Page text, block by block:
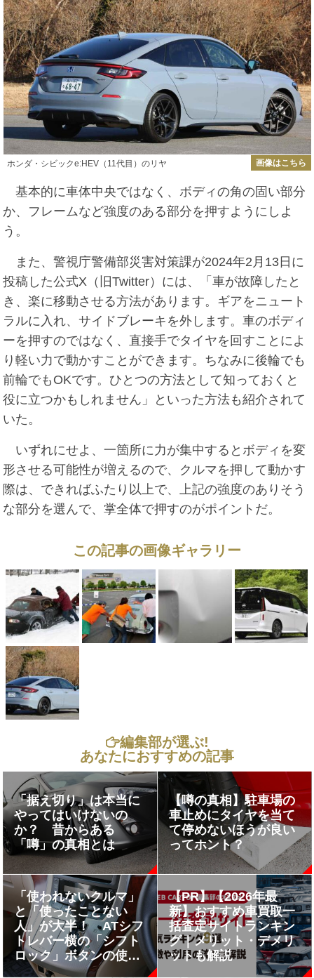
ホンダ・シビックe:HEV（11代目）のリヤ 画像はこちら
基本的に車体中央ではなく、ボディの角の固い部分
か、フレームなど強度のある部分を押すようにしよ
う。
また、警視庁警備部災害対策課が2024年2月13日に
投稿した公式X（旧Twitter）には、「車が故障したと
き、楽に移動させる方法があります。ギアをニュート
ラルに入れ、サイドブレーキを外します。車のボディ
ーを押すのではなく、直接手でタイヤを回すことによ
り軽い力で動かすことができます。ちなみに後輪でも
前輪でもOKです。ひとつの方法として知っておくと
役に立つかもしれません」といった方法も紹介されて
いた。
いずれにせよ、一箇所に力が集中するとボディを変
形させる可能性が増えるので、クルマを押して動かす
際は、できればふたり以上で、上記の強度のありそう
な部分を選んで、掌全体で押すのがポイントだ。
この記事の画像ギャラリー
編集部が選ぶ!
あなたにおすすめの記事
「据え切り」は本当に
やってはいけないの
か？ 昔からある
「噂」の真相とは
【噂の真相】駐車場の
車止めにタイヤを当て
て停めないほうが良い
ってホント？
「使われないクルマ」
と「使ったことない
人」が大半！ ATシフ
トレバー横の「シフト
ロック」ボタンの使い
道とは？
【PR】【2026年最
新】おすすめ車買取一
括査定サイトランキン
グ｜メリット・デメリ
ットも解説